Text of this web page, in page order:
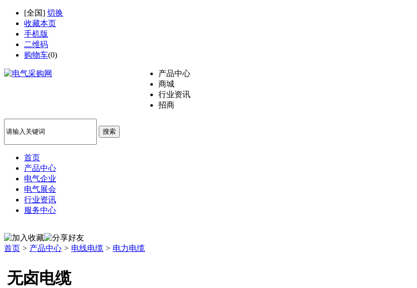
[全国] 切换
收藏本页
手机版
二维码
购物车(0)
产品中心
商城
行业资讯
招商
搜索
首页
产品中心
电气企业
电气展会
行业资讯
服务中心
首页 > 产品中心 > 电线电缆 > 电力电缆
无卤电缆